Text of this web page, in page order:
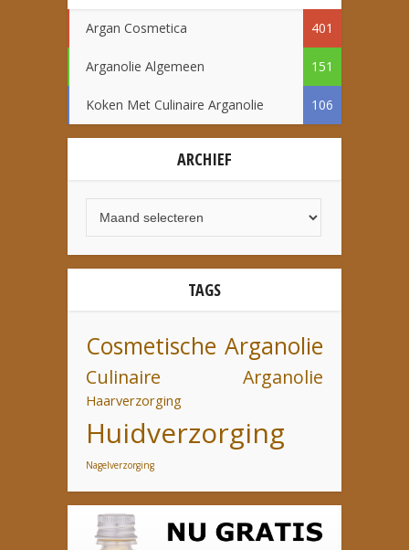
Argan Cosmetica 401
Arganolie Algemeen 151
Koken Met Culinaire Arganolie 106
ARCHIEF
TAGS
Cosmetische Arganolie
Culinaire Arganolie
Haarverzorging
Huidverzorging
Nagelverzorging